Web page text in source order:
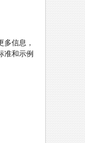
信息，
准和示例